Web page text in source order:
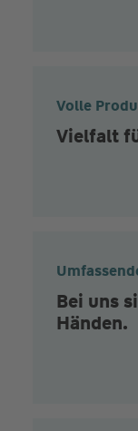
Volle
Vielfalt
Bei uns
Händen.